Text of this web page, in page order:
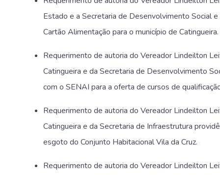
Estado e a Secretaria de Desenvolvimento Social
Cartão Alimentação para o município de Catingueira.
Requerimento de autoria do Vereador Lindeilton
Catingueira e da Secretaria de Desenvolvimento
com o SENAI para a oferta de cursos de
Requerimento de autoria do Vereador Lindeilton
Catingueira e da Secretaria de Infraestrutura
esgoto do Conjunto Habitacional Vila da Cruz.
Requerimento de autoria do Vereador Lindeilton